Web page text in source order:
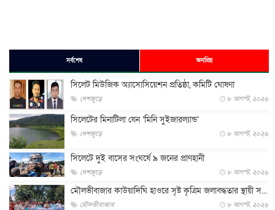
সর্বশেষ জনপ্রিয়
সিলেট মিউজিক অ্যাসোসিয়েশন প্রতিষ্ঠা, কমিটি ঘোষণা
দেশজুড়ে ৮ আগস্ট, ২০২৬
সিলেটের মিনাটিলা যেন ‘মিনি সুইজারল্যান্ড’
দেশজুড়ে ৮ আগস্ট, ২০২৬
সিলেটে দুই বাসের সংঘর্ষে ৯ জনের প্রাণহানী
দেশজুড়ে ৮ আগস্ট, ২০২৬
মৌলভীবাজার কাউয়াদিঘি হাওরে সৃষ্ট কৃত্রিম জলাবদ্ধতার স্থায়ী স...
মৌলভীবাজার ৮ আগস্ট, ২০২৬